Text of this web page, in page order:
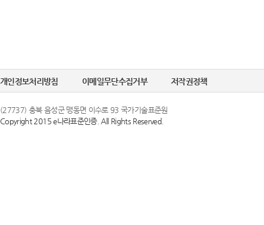
개인정보처리방침 이메일무단수집거부 저작권정책
(27737) 충북 음성군 맹동면 이수로 93 국가기술표준원
Copyright 2015 e나라표준인증. All Rights Reserved.